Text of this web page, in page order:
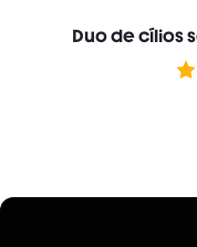
Duo de cílios